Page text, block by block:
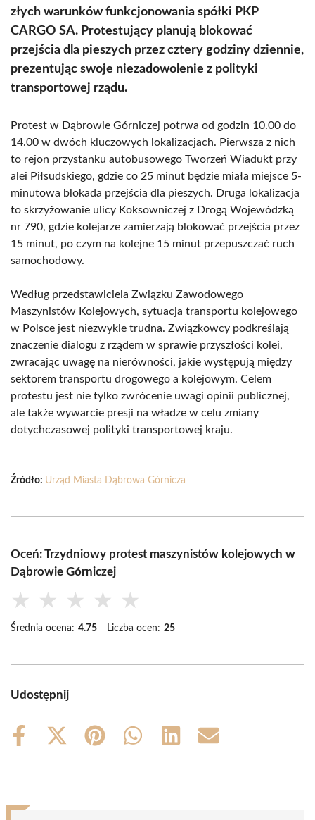
złych warunków funkcjonowania spółki PKP
CARGO SA. Protestujący planują blokować
przejścia dla pieszych przez cztery godziny dziennie,
prezentując swoje niezadowolenie z polityki
transportowej rządu.
Protest w Dąbrowie Górniczej potrwa od godzin 10.00 do
14.00 w dwóch kluczowych lokalizacjach. Pierwsza z nich
to rejon przystanku autobusowego Tworzeń Wiadukt przy
alei Piłsudskiego, gdzie co 25 minut będzie miała miejsce 5-
minutowa blokada przejścia dla pieszych. Druga lokalizacja
to skrzyżowanie ulicy Koksowniczej z Drogą Wojewódzką
nr 790, gdzie kolejarze zamierzają blokować przejścia przez
15 minut, po czym na kolejne 15 minut przepuszczać ruch
samochodowy.
Według przedstawiciela Związku Zawodowego
Maszynistów Kolejowych, sytuacja transportu kolejowego
w Polsce jest niezwykle trudna. Związkowcy podkreślają
znaczenie dialogu z rządem w sprawie przyszłości kolei,
zwracając uwagę na nierówności, jakie występują między
sektorem transportu drogowego a kolejowym. Celem
protestu jest nie tylko zwrócenie uwagi opinii publicznej,
ale także wywarcie presji na władze w celu zmiany
dotychczasowej polityki transportowej kraju.
Źródło: Urząd Miasta Dąbrowa Górnicza
Oceń: Trzydniowy protest maszynistów kolejowych w
Dąbrowie Górniczej
★ ★ ★ ★ ★
Średnia ocena: 4.75 Liczba ocen: 25
Udostępnij
Share
Share
(Twitter)
Share
Share
Share
Share